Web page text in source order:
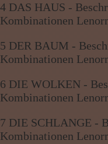
4 DAS HAUS -
Kombinationen
5 DER BAUM -
Kombinationen
6 DIE WOLKEN -
Kombinationen
7 DIE SCHLANGE -
Kombinationen